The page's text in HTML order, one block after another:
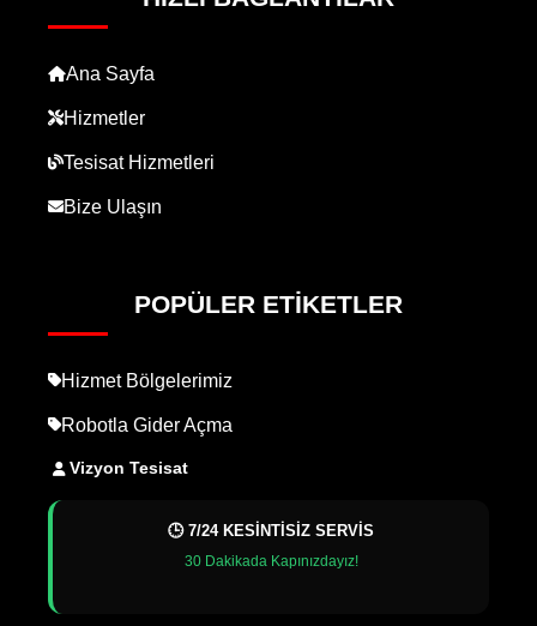
Ana Sayfa
Hizmetler
Tesisat Hizmetleri
Bize Ulaşın
POPÜLER ETIKETLER
Hizmet Bölgelerimiz
Robotla Gider Açma
Vizyon Tesisat
🕒 7/24 KESİNTİSİZ SERVİS
30 Dakikada Kapınızdayız!